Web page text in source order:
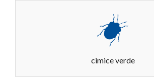
cimice verde